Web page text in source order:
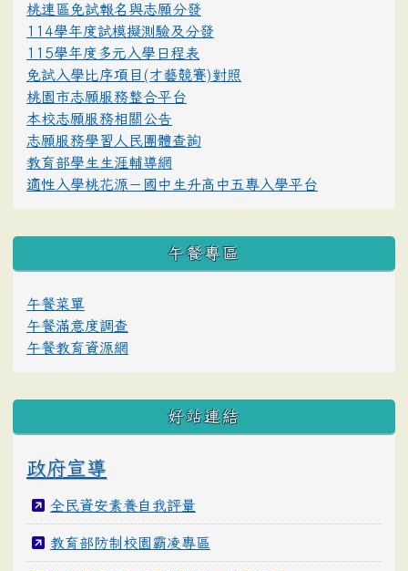
桃連區免試報名與志願分發
114學年度試模擬測驗及分發
115學年度多元入學日程表
免試入學比序項目(才藝競賽)對照
桃園市志願服務整合平台
本校志願服務相關公告
志願服務學習人民團體查詢
教育部學生生涯輔導網
適性入學桃花源－國中生升高中五專入學平台
午餐專區
午餐菜單
午餐滿意度調查
午餐教育資源網
好站連結
政府宣導
全民資安素養自我評量
教育部防制校園霸凌專區